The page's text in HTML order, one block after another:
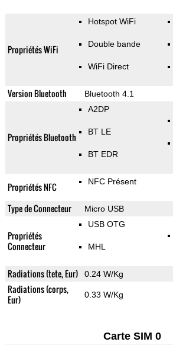
Propriétés WiFi
Hotspot WiFi
Double bande
WiFi Direct
Version Bluetooth Bluetooth 4.1
Propriétés Bluetooth
A2DP
BT LE
BT EDR
Propriétés NFC NFC Présent
Type de Connecteur Micro USB
Propriétés
Connecteur
USB OTG
MHL
Radiations (tete, Eur) 0.24 W/Kg
Radiations (corps,
Eur)
0.33 W/Kg
Carte SIM 0